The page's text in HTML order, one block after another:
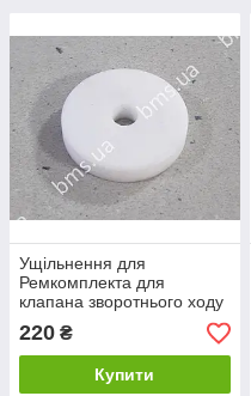
Ущільнення для
Ремкомплекта для
клапана зворотнього ходу
повітря, пласт
220 ₴
Купити